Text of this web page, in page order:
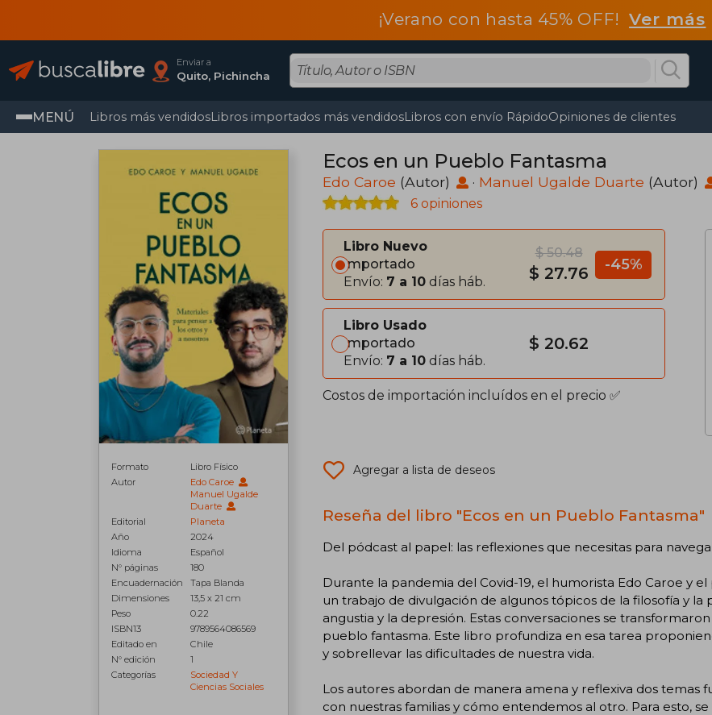
¡Verano con hasta 45% OFF!Ver más
Enviar a
Quito, Pichincha
MENÚ Libros más vendidosLibros importados más vendidosLibros con envío RápidoOpiniones de clientes
Formato
Libro Físico
Autor
Edo Caroe
Manuel Ugalde
Duarte
Editorial
Planeta
Año
2024
Idioma
Español
N° páginas
180
Encuadernación
Tapa Blanda
Dimensiones
13,5 x 21 cm
Peso
0.22
ISBN13
9789564086569
Editado en
Chile
N° edición
1
Categorías
Sociedad Y
Ciencias Sociales
Ecos en un Pueblo Fantasma
Edo Caroe (Autor) · Manuel Ugalde Duarte (Autor)
6 opiniones
Libro Nuevo
Importado
Envío: 7 a 10 días háb.
$ 50.48
$ 27.76 -45%
Libro Usado
Importado
Envío: 7 a 10 días háb.
$ 20.62
Costos de importación incluídos en el precio ✅
Agregar a lista de deseos
Reseña del libro "Ecos en un Pueblo Fantasma"
Del pódcast al papel: las reflexiones que necesitas para
Durante la pandemia del Covid-19, el humorista Edo Caroe y
un trabajo de divulgación de algunos tópicos de la filosofía y la
angustia y la depresión. Estas conversaciones se
pueblo fantasma. Este libro profundiza en esa tarea
y sobrellevar las dificultades de nuestra vida.
Los autores abordan de manera amena y reflexiva dos temas
con nuestras familias y cómo entendemos al otro. Para esto,